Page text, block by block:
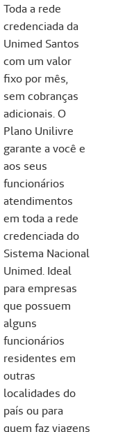
Toda a rede
credenciada da
Unimed Santos
com um valor
fixo por mês,
sem cobranças
adicionais. O
Plano Unilivre
garante a você e
aos seus
funcionários
atendimentos
em toda a rede
credenciada do
Sistema Nacional
Unimed. Ideal
para empresas
que possuem
alguns
funcionários
residentes em
outras
localidades do
país ou para
quem faz viagens